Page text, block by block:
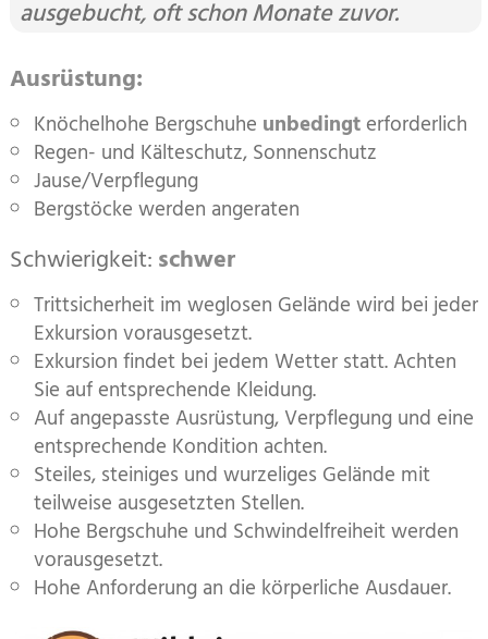
ausgebucht, oft schon Monate zuvor.
Ausrüstung:
Knöchelhohe Bergschuheunbedingterforderlich
Regen- und Kälteschutz, Sonnenschutz
Jause/Verpflegung
Bergstöcke werden angeraten
Schwierigkeit:schwer
Trittsicherheit im weglosen Gelände wird bei jeder
Exkursion vorausgesetzt.
Exkursion findet bei jedem Wetter statt. Achten
Sie auf entsprechende Kleidung.
Auf angepasste Ausrüstung, Verpflegung und eine
entsprechende Kondition achten.
Steiles, steiniges und wurzeliges Gelände mit
teilweise ausgesetzten Stellen.
Hohe Bergschuhe und Schwindelfreiheit werden
vorausgesetzt.
Hohe Anforderung an die körperliche Ausdauer.